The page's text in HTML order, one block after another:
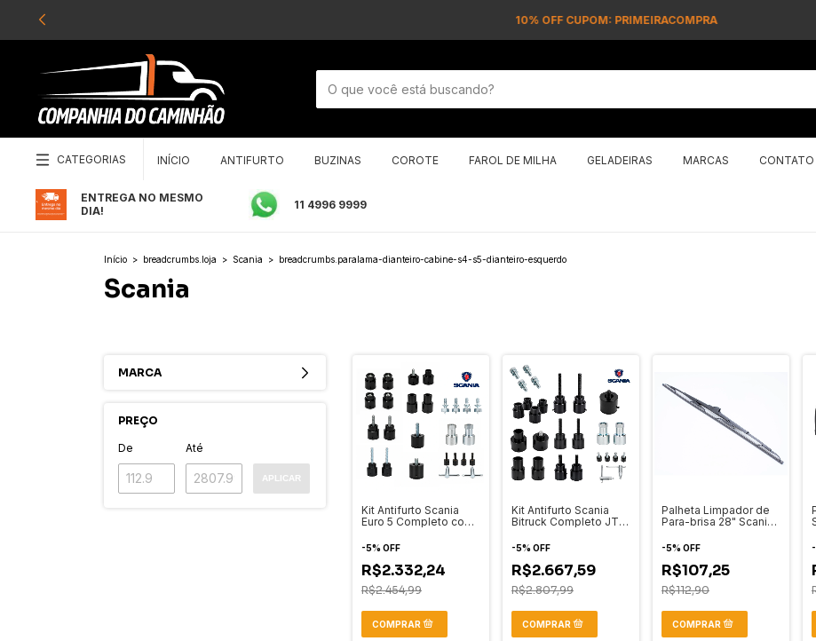
10% OFF CUPOM: PRIMEIRACOMPRA
CATEGORIAS INÍCIO ANTIFURTO BUZINAS COROTE FAROL DE MILHA GELADEIRAS MARCAS CONTATO
ENTREGA NO MESMO
DIA!
11 4996 9999
Início > breadcrumbs.loja > Scania > breadcrumbs.paralama-dianteiro-cabine-s4-s5-dianteiro-esquerdo
Scania
MARCA
PREÇO
De Até
APLICAR
Kit Antifurto Scania
Euro 5 Completo com
Proteção de Módulo
-5% OFF
R$2.332,24
R$2.454,99
Kit Antifurto Scania
Bitruck Completo JTN
Eletrônicos
-5% OFF
R$2.667,59
R$2.807,99
Palheta Limpador de
Para-brisa 28" Scania
2019 com Esguicho e
-5% OFF
R$107,25
R$112,90
-